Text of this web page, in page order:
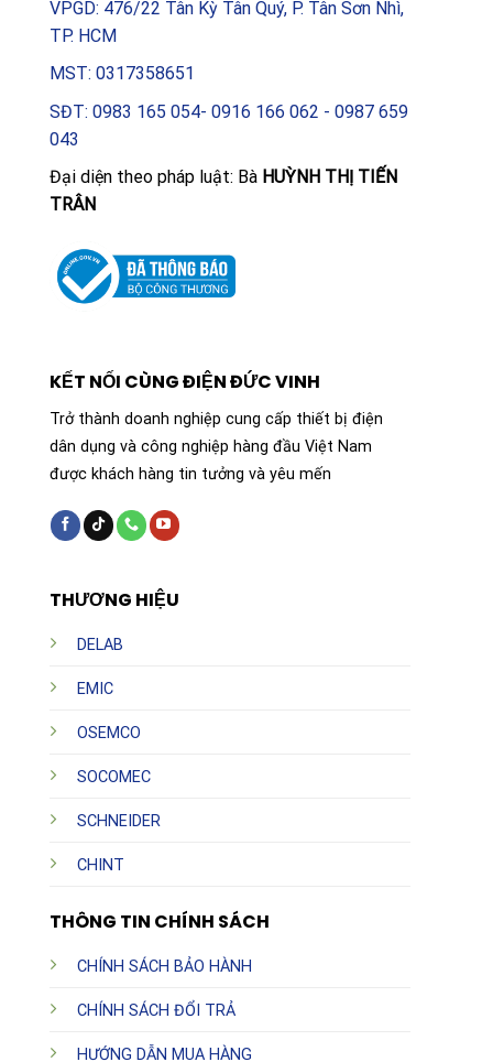
VPGD: 476/22 Tân Kỳ Tân Quý, P. Tân Sơn Nhì,
TP. HCM
MST: 0317358651
SĐT: 0983 165 054- 0916 166 062 - 0987 659
043
Đại diện theo pháp luật: Bà HUỲNH THỊ TIẾN
TRÂN
THƯƠNG HIỆU
DELAB
EMIC
OSEMCO
SOCOMEC
SCHNEIDER
CHINT
THÔNG TIN CHÍNH SÁCH
CHÍNH SÁCH BẢO HÀNH
CHÍNH SÁCH ĐỔI TRẢ
HƯỚNG DẪN MUA HÀNG
KẾT NỐI CÙNG ĐIỆN ĐỨC VINH
Trở thành doanh nghiệp cung cấp thiết bị điện
dân dụng và công nghiệp hàng đầu Việt Nam
được khách hàng tin tưởng và yêu mến